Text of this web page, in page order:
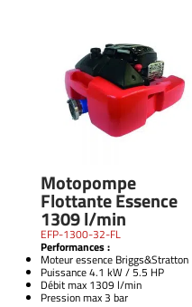
Motopompe
Flottante Essence
1309 l/min
EFP-1300-32-FL
Performances :
Moteur essence Briggs&Stratton
Puissance 4.1 kW / 5.5 HP
Débit max 1309 l/min
Pression max 3 bar